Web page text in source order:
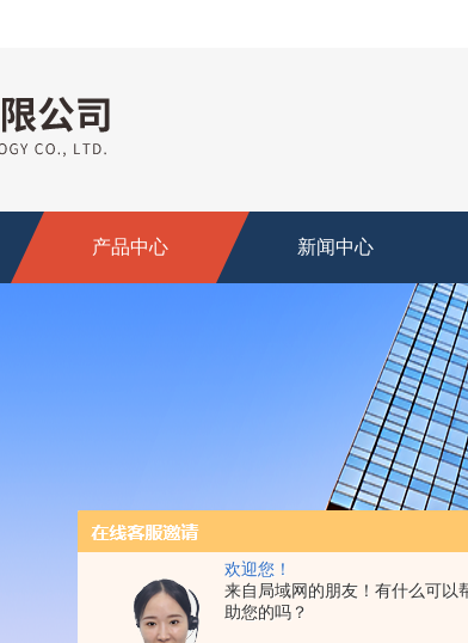
欢迎您！
来自局域网的朋友！有什么可以
助您的吗？
产品中心 新闻中心